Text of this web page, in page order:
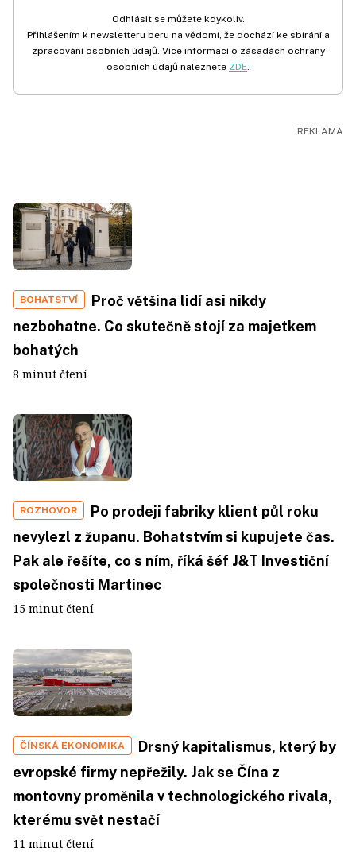
Odhlásit se můžete kdykoliv.
Přihlášením k newsletteru beru na vědomí, že dochází ke sbírání a
zpracování osobních údajů. Více informací o zásadách ochrany
osobních údajů naleznete ZDE.
BOHATSTVÍ
Proč většina lidí asi nikdy
nezbohatne. Co skutečně stojí za majetkem
bohatých
8 minut čtení
ROZHOVOR
Po prodeji fabriky klient půl roku
nevylezl z županu. Bohatstvím si kupujete čas.
Pak ale řešíte, co s ním, říká šéf J&T Investiční
společnosti Martinec
15 minut čtení
ČÍNSKÁ EKONOMIKA
Drsný kapitalismus, který by
evropské firmy nepřežily. Jak se Čína z
montovny proměnila v technologického rivala,
kterému svět nestačí
11 minut čtení